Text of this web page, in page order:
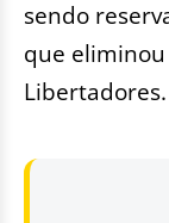
sendo
que eliminou
Libertadores.